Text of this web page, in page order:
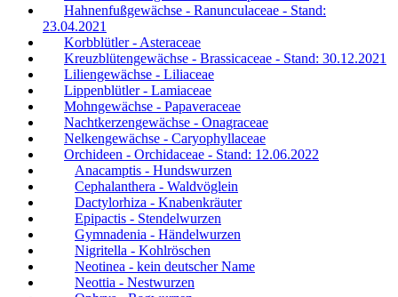
Hahnenfußgewächse - Ranunculaceae - Stand:
23.04.2021
Korbblütler - Asteraceae
Kreuzblütengewächse - Brassicaceae - Stand: 30.12.2021
Liliengewächse - Liliaceae
Lippenblütler - Lamiaceae
Mohngewächse - Papaveraceae
Nachtkerzengewächse - Onagraceae
Nelkengewächse - Caryophyllaceae
Orchideen - Orchidaceae - Stand: 12.06.2022
Anacamptis - Hundswurzen
Cephalanthera - Waldvöglein
Dactylorhiza - Knabenkräuter
Epipactis - Stendelwurzen
Gymnadenia - Händelwurzen
Nigritella - Kohlröschen
Neotinea - kein deutscher Name
Neottia - Nestwurzen